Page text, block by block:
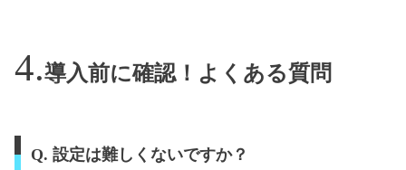
導入前に確認！よくある質問
Q. 設定は難しくないですか？